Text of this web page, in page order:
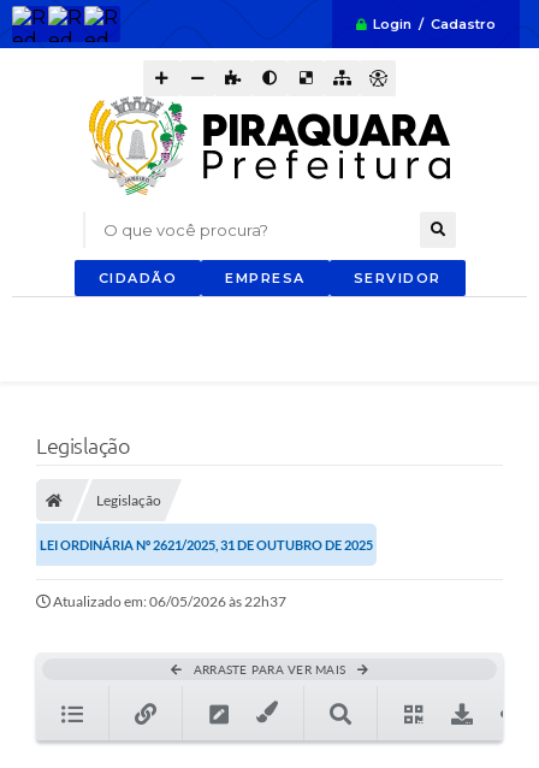
Login / Cadastro
O que você procura?
CIDADÃO EMPRESA SERVIDOR
Legislação
Legislação
LEI ORDINÁRIA Nº 2621/2025, 31 DE OUTUBRO DE 2025
Atualizado em: 06/05/2026 às 22h37
ARRASTE PARA VER MAIS